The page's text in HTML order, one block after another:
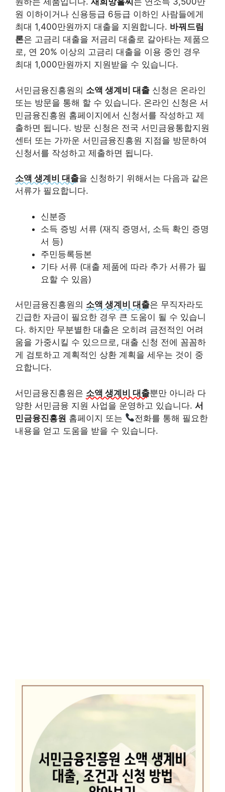
원 이하이거나 신용등급 6등급 이하인 사람들에게
최대 1,400만원까지 대출을 지원합니다. 바꿔드림
론은 고금리 대출을 저금리 대출로 갈아타는 제품으
로, 연 20% 이상의 고금리 대출을 이용 중인 경우
최대 1,000만원까지 지원받을 수 있습니다.
서민금융진흥원의 소액 생계비 대출 신청은 온라인
또는 방문을 통해 할 수 있습니다. 온라인 신청은 서
민금융진흥원 홈페이지에서 신청서를 작성하고 제
출하면 됩니다. 방문 신청은 전국 서민금융통합지원
센터 또는 가까운 서민금융진흥원 지점을 방문하여
신청서를 작성하고 제출하면 됩니다.
소액 생계비 대출을 신청하기 위해서는 다음과 같은
서류가 필요합니다.
신분증
소득 증빙 서류 (재직 증명서, 소득 확인 증명
서 등)
주민등록등본
기타 서류 (대출 제품에 따라 추가 서류가 필
요할 수 있음)
서민금융진흥원의 소액 생계비 대출은 무직자라도
긴급한 자금이 필요한 경우 큰 도움이 될 수 있습니
다. 하지만 무분별한 대출은 오히려 금전적인 어려
움을 가중시킬 수 있으므로, 대출 신청 전에 꼼꼼하
게 검토하고 계획적인 상환 계획을 세우는 것이 중
요합니다.
서민금융진흥원은 소액 생계비 대출뿐만 아니라 다
양한 서민금융 지원 사업을 운영하고 있습니다. 서
민금융진흥원 홈페이지 또는
전화를 통해 필요한
내용을 얻고 도움을 받을 수 있습니다.